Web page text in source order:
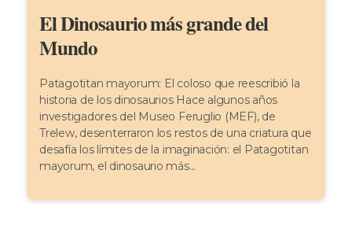
El Dinosaurio más grande del
Mundo
Patagotitan mayorum: El coloso que reescribió la
historia de los dinosaurios Hace algunos años
investigadores del Museo Feruglio (MEF), de
Trelew, desenterraron los restos de una criatura que
desafía los límites de la imaginación: el Patagotitan
mayorum, el dinosaurio más...